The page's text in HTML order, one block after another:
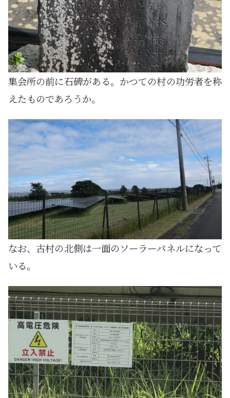
集会所の前に石碑がある。かつての村の功労者を称
えたものであろうか。
なお、古村の北側は一面のソーラーパネルになって
いる。